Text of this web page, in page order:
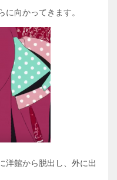
に向かってきます。
洋館から脱出し、外に出